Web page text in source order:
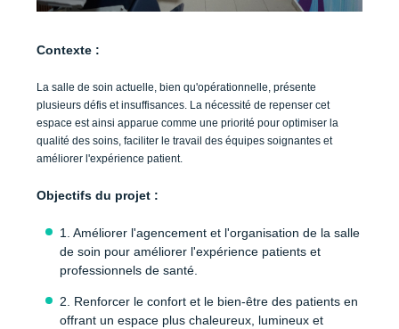
Contexte :
La salle de soin actuelle, bien qu'opérationnelle, présente
plusieurs défis et insuffisances. La nécessité de repenser cet
espace est ainsi apparue comme une priorité pour optimiser la
qualité des soins, faciliter le travail des équipes soignantes et
améliorer l'expérience patient.
Objectifs du projet :
1. Améliorer l'agencement et l'organisation de la salle
de soin pour améliorer l'expérience patients et
professionnels de santé.
2. Renforcer le confort et le bien-être des patients en
offrant un espace plus chaleureux, lumineux et